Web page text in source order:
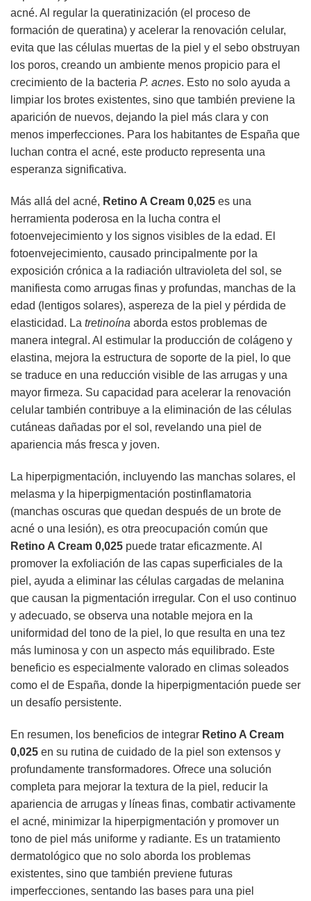
acné. Al regular la queratinización (el proceso de
formación de queratina) y acelerar la renovación celular,
evita que las células muertas de la piel y el sebo obstruyan
los poros, creando un ambiente menos propicio para el
crecimiento de la bacteria P. acnes. Esto no solo ayuda a
limpiar los brotes existentes, sino que también previene la
aparición de nuevos, dejando la piel más clara y con
menos imperfecciones. Para los habitantes de España que
luchan contra el acné, este producto representa una
esperanza significativa.
Más allá del acné, Retino A Cream 0,025 es una
herramienta poderosa en la lucha contra el
fotoenvejecimiento y los signos visibles de la edad. El
fotoenvejecimiento, causado principalmente por la
exposición crónica a la radiación ultravioleta del sol, se
manifiesta como arrugas finas y profundas, manchas de la
edad (lentigos solares), aspereza de la piel y pérdida de
elasticidad. La tretinoína aborda estos problemas de
manera integral. Al estimular la producción de colágeno y
elastina, mejora la estructura de soporte de la piel, lo que
se traduce en una reducción visible de las arrugas y una
mayor firmeza. Su capacidad para acelerar la renovación
celular también contribuye a la eliminación de las células
cutáneas dañadas por el sol, revelando una piel de
apariencia más fresca y joven.
La hiperpigmentación, incluyendo las manchas solares, el
melasma y la hiperpigmentación postinflamatoria
(manchas oscuras que quedan después de un brote de
acné o una lesión), es otra preocupación común que
Retino A Cream 0,025 puede tratar eficazmente. Al
promover la exfoliación de las capas superficiales de la
piel, ayuda a eliminar las células cargadas de melanina
que causan la pigmentación irregular. Con el uso continuo
y adecuado, se observa una notable mejora en la
uniformidad del tono de la piel, lo que resulta en una tez
más luminosa y con un aspecto más equilibrado. Este
beneficio es especialmente valorado en climas soleados
como el de España, donde la hiperpigmentación puede ser
un desafío persistente.
En resumen, los beneficios de integrar Retino A Cream
0,025 en su rutina de cuidado de la piel son extensos y
profundamente transformadores. Ofrece una solución
completa para mejorar la textura de la piel, reducir la
apariencia de arrugas y líneas finas, combatir activamente
el acné, minimizar la hiperpigmentación y promover un
tono de piel más uniforme y radiante. Es un tratamiento
dermatológico que no solo aborda los problemas
existentes, sino que también previene futuras
imperfecciones, sentando las bases para una piel